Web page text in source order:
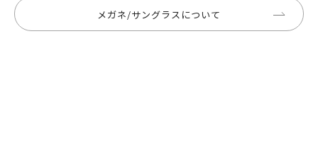
メガネ/サングラスについて